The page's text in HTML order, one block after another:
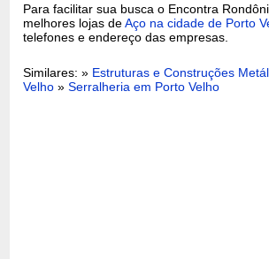
Para facilitar sua busca o Encontra
melhores lojas deAço na cidade de Porto
telefones e endereço das empresas.
Similares: » Estruturas e Construções
Velho »Serralheria em Porto Velho